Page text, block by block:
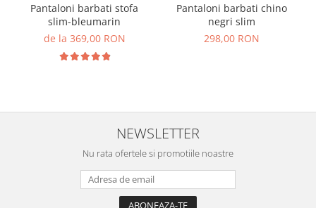
Pantaloni barbati stofa
slim-bleumarin
de la 369,00 RON
Pantaloni barbati chino
negri slim
298,00 RON
NEWSLETTER
Nu rata ofertele si promotiile noastre